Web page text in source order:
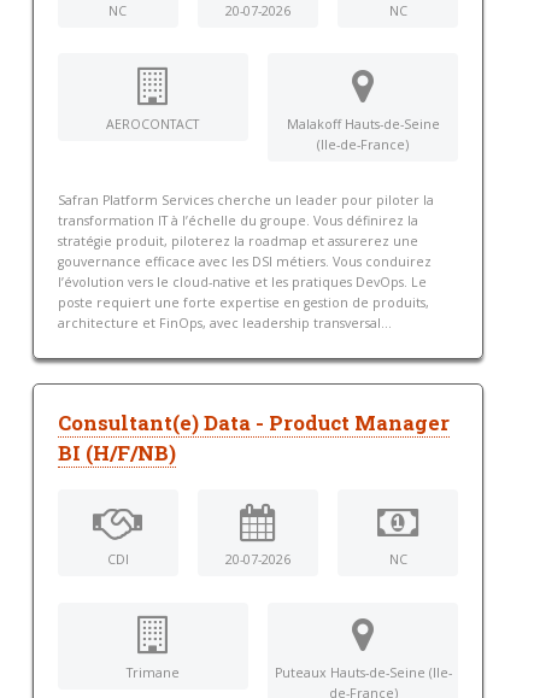
NC 20-07-2026 NC
AEROCONTACT
Malakoff Hauts-de-Seine
(Ile-de-France)
Safran Platform Services cherche un leader pour piloter la
transformation IT à l’échelle du groupe. Vous définirez la
stratégie produit, piloterez la roadmap et assurerez une
gouvernance efficace avec les DSI métiers. Vous conduirez
l’évolution vers le cloud-native et les pratiques DevOps. Le
poste requiert une forte expertise en gestion de produits,
architecture et FinOps, avec leadership transversal...
Consultant(e) Data - Product Manager
BI (H/F/NB)
CDI 20-07-2026 NC
Trimane
Puteaux Hauts-de-Seine (Ile-
de-France)